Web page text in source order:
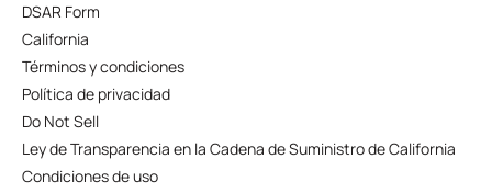
DSAR Form
California
Términos y condiciones
Política de privacidad
Do Not Sell
Ley de Transparencia en la Cadena de Suministro de California
Condiciones de uso